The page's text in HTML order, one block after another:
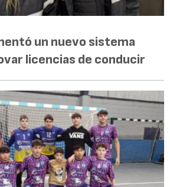
un nuevo sistema
licencias de conducir